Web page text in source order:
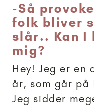
-Så
folk bliver
slår.. Kan I
mig?
Hey! Jeg er en
år, som går på
Jeg sidder